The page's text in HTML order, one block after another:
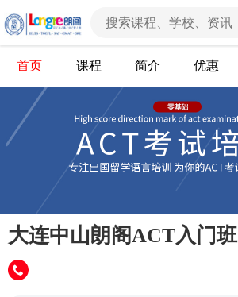
首页 课程 简介 优惠
大连中山朗阁ACT入门班